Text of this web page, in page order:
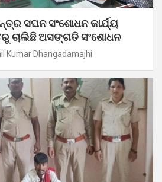
ସଘନ ସଂଶୋଧନ କାର୍ଯ୍ୟ
ଚାଲିଛି ଅସଙ୍ଗତି ସଂଶୋଧନ
Kumar Dhangadamajhi